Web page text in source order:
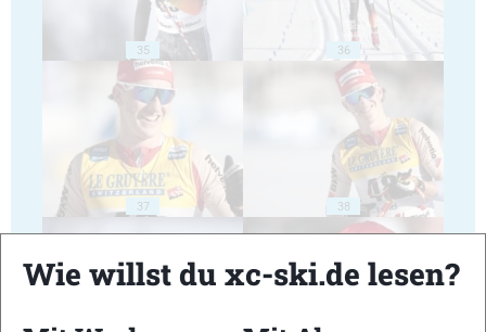
35 36
37 38
Wie willst du xc-ski.de lesen?